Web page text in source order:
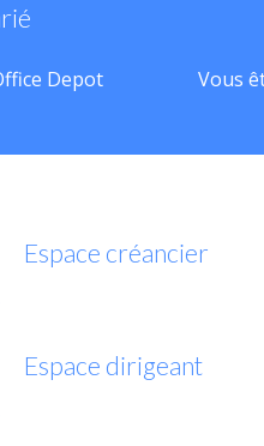
Depot Vous
Espace créancier
Espace dirigeant